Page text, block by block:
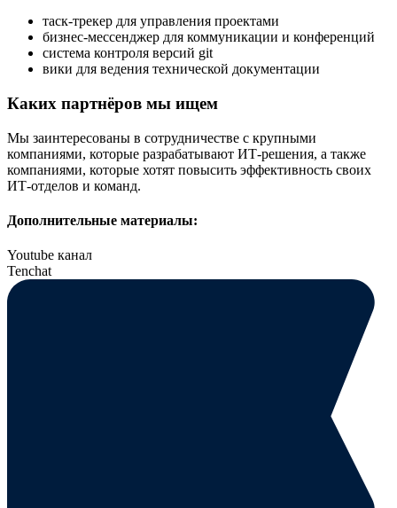
таск-трекер для управления проектами
бизнес-мессенджер для коммуникации и конференций
система контроля версий git
вики для ведения технической документации
Каких партнёров мы ищем
Мы заинтересованы в сотрудничестве с крупными
компаниями, которые разрабатывают ИТ-решения, а также
компаниями, которые хотят повысить эффективность своих
ИТ-отделов и команд.
Дополнительные материалы:
Youtube канал
Tenchat